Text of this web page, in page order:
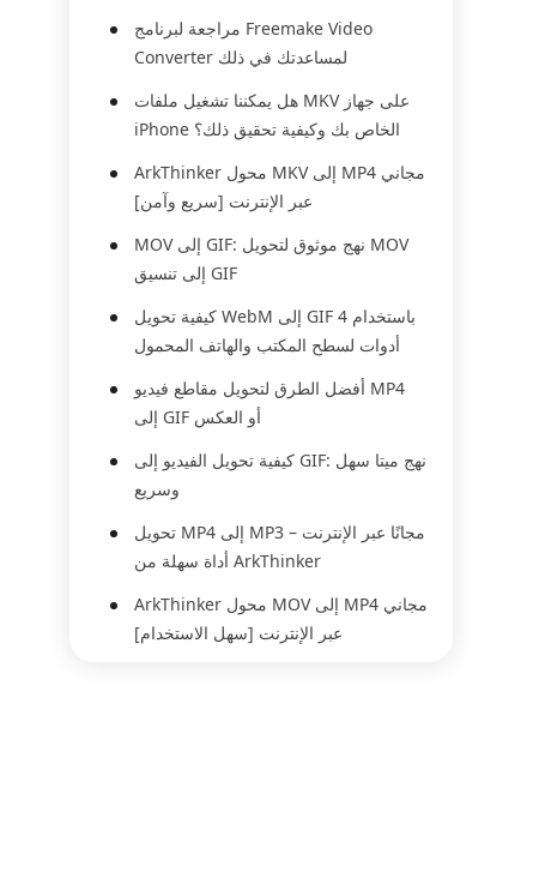
مراجعة لبرنامج Freemake Video
Converter لمساعدتك في ذلك
هل يمكننا تشغيل ملفات MKV على جهاز
iPhone الخاص بك وكيفية تحقيق ذلك؟
ArkThinker محول MKV إلى MP4 مجاني
عبر الإنترنت [سريع وآمن]
MOV إلى GIF: نهج موثوق لتحويل MOV
إلى تنسيق GIF
كيفية تحويل WebM إلى GIF باستخدام 4
أدوات لسطح المكتب والهاتف المحمول
أفضل الطرق لتحويل مقاطع فيديو MP4
إلى GIF أو العكس
كيفية تحويل الفيديو إلى GIF: نهج ميتا سهل
وسريع
تحويل MP4 إلى MP3 مجانًا عبر الإنترنت –
أداة سهلة من ArkThinker
ArkThinker محول MOV إلى MP4 مجاني
عبر الإنترنت [سهل الاستخدام]